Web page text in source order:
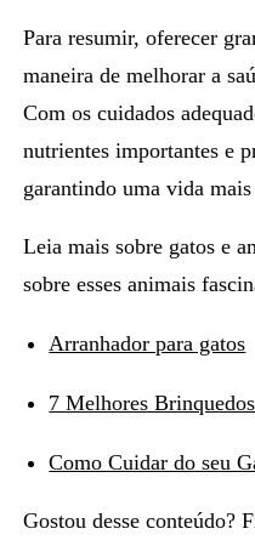
Para resumir, oferecer
maneira de melhorar a
Com os cuidados
nutrientes importantes e
garantindo uma vida
Leia mais sobre gatos e
sobre esses animais
Arranhador para gatos
7 Melhores
Como Cuidar do seu
Gostou desse conteúdo?